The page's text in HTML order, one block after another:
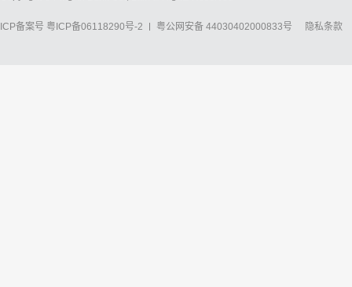
ICP备案号 粤ICP备06118290号-2 粤公网安备 44030402000833号 隐私条款